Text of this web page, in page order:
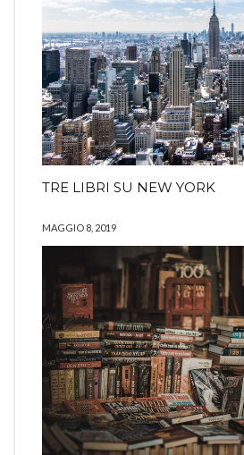
TRE LIBRI SU NEW YORK
MAGGIO 8, 2019